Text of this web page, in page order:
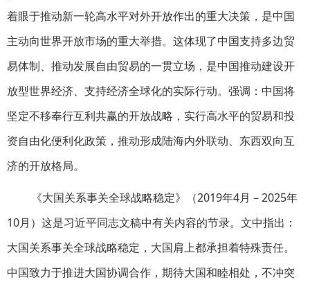
着眼于推动新一轮高水平对外开放作出的重大决策，是中国
主动向世界开放市场的重大举措。这体现了中国支持多边贸
易体制、推动发展自由贸易的一贯立场，是中国推动建设开
放型世界经济、支持经济全球化的实际行动。强调：中国将
坚定不移奉行互利共赢的开放战略，实行高水平的贸易和投
资自由化便利化政策，推动形成陆海内外联动、东西双向互
济的开放格局。
《大国关系事关全球战略稳定》（2019年4月－2025年
10月）这是习近平同志文稿中有关内容的节录。文中指出：
大国关系事关全球战略稳定，大国肩上都承担着特殊责任。
中国致力于推进大国协调合作，期待大国和睦相处，不冲突